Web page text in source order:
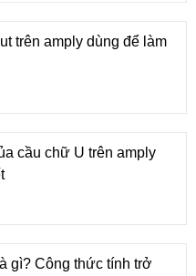
trên amply dùng để làm
cầu chữ U trên amply
gì? Công thức tính trở